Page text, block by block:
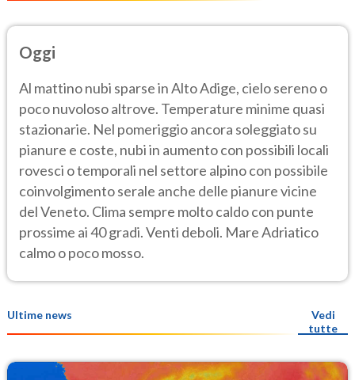
Oggi
Al mattino nubi sparse in Alto Adige, cielo sereno o
poco nuvoloso altrove. Temperature minime quasi
stazionarie. Nel pomeriggio ancora soleggiato su
pianure e coste, nubi in aumento con possibili locali
rovesci o temporali nel settore alpino con possibile
coinvolgimento serale anche delle pianure vicine
del Veneto. Clima sempre molto caldo con punte
prossime ai 40 gradi. Venti deboli. Mare Adriatico
calmo o poco mosso.
Ultime news
Vedi
tutte